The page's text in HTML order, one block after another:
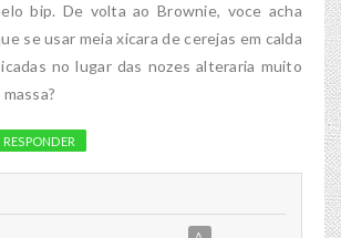
bip. De volta ao Brownie, voce acha
se usar meia xicara de cerejas em calda
no lugar das nozes alteraria muito
massa?
RESPONDER